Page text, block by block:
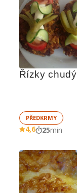
Řízky
PŘEDKRMY
4,6 25min